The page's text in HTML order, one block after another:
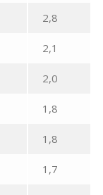
2,8
2,1
2,0
1,8
1,8
1,7